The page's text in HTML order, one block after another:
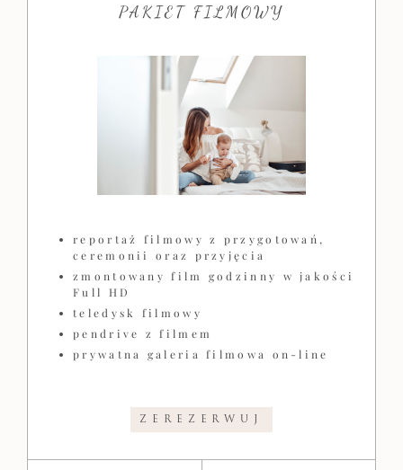
PAKIET FILMOWY
reportaż filmowy z przygotowań,
ceremonii oraz przyjęcia
zmontowany film godzinny w jakości
Full HD
teledysk filmowy
pendrive z filmem
prywatna galeria filmowa on-line
ZEREZERWUJ